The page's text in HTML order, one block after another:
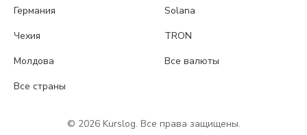
Германия
Чехия
Молдова
Все страны
Solana
TRON
Все валюты
© 2026 Kurslog. Все права защищены.